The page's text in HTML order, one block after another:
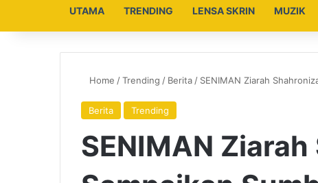
UTAMA TRENDING LENSA SKRIN MUZIK
Home /Trending / Berita/ SENIMAN Ziarah
Berita Trending
SENIMAN